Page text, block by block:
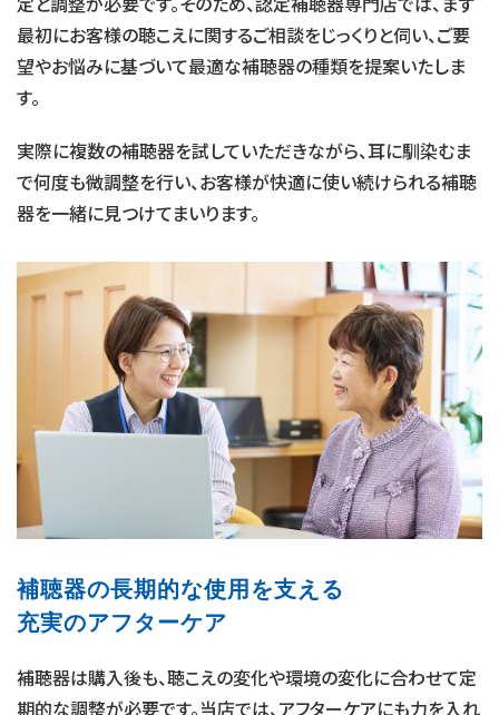
最初にお客様の聴こえに関するご相談をじっくりと伺い、ご要
望やお悩みに基づいて最適な補聴器の種類を提案いたしま
す。
実際に複数の補聴器を試していただきながら、耳に馴染むま
で何度も微調整を行い、お客様が快適に使い続けられる補聴
器を一緒に見つけてまいります。
補聴器の長期的な使用を支える
充実のアフターケア
補聴器は購入後も、聴こえの変化や環境の変化に合わせて定
期的な調整が必要です。当店では、アフターケアにも力を入れ